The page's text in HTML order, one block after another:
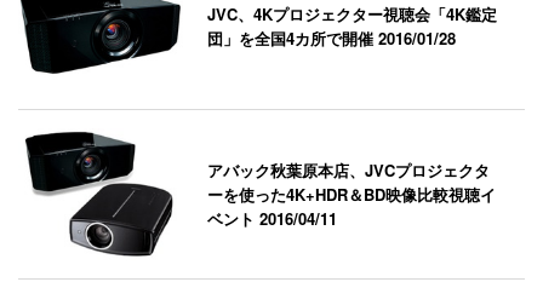
JVC、4Kプロジェクター視聴会「4K鑑定
団」を全国4カ所で開催2016/01/28
アバック秋葉原本店、JVCプロジェクタ
ーを使った4K+HDR＆BD映像比較視聴イ
ベント2016/04/11